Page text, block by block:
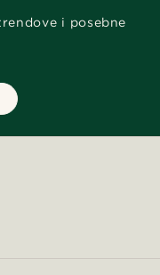
i posebne